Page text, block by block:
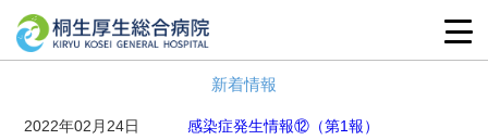
新着情報
2022年02月24日
感染症発生情報⑫（第1報）